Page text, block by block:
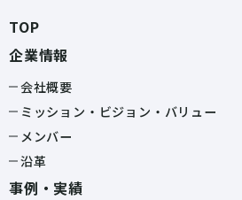
TOP
企業情報
会社概要
ミッション・ビジョン・バリュー
メンバー
沿革
事例・実績